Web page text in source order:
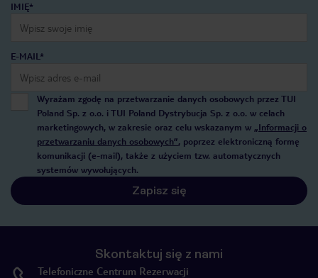
IMIĘ*
E-MAIL*
Wyrażam zgodę na przetwarzanie danych osobowych przez TUI
Poland Sp. z o.o. i TUI Poland Dystrybucja Sp. z o.o. w celach
marketingowych, w zakresie oraz celu wskazanym w „Informacji o
przetwarzaniu danych osobowych”, poprzez elektroniczną formę
komunikacji (e-mail), także z użyciem tzw. automatycznych
systemów wywołujących.
Zapisz się
Skontaktuj się z nami
Telefoniczne Centrum Rezerwacji